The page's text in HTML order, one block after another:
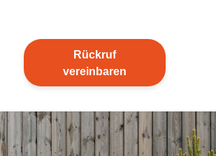
Rückruf
vereinbaren